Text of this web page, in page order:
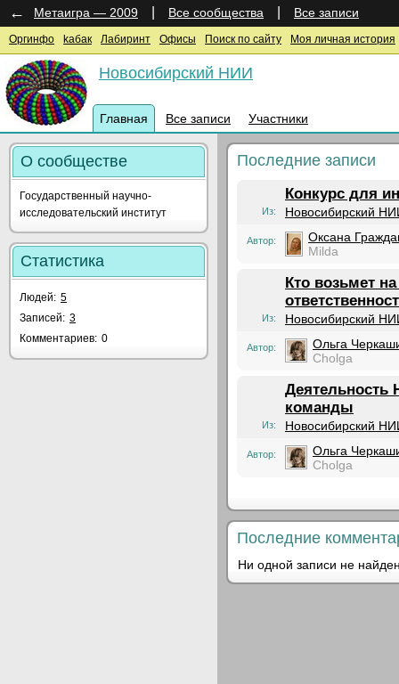
← Метаигра — 2009 Все сообщества Все записи
Оргинфо kaбак Лабиринт Офисы Поиск по сайту Моя личная история
Новосибирский НИИ
Главная Все записи Участники
О сообществе
Государственный научно-
исследовательский институт
Статистика
Людей: 5
Записей: 3
Комментариев: 0
Последние записи
Конкурс для
Из: Новосибирский
Автор:
Оксана
Milda
Кто возьмет
Из: Новосибирский
Автор:
Ольга
Cholga
Деятельность
команды
Из: Новосибирский
Автор:
Ольга
Cholga
Последние
Ни одной записи не